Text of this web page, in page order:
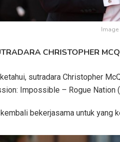
CHRISTOPHER
sutradara Christopher
Impossible – Rogue
bekerjasama untuk